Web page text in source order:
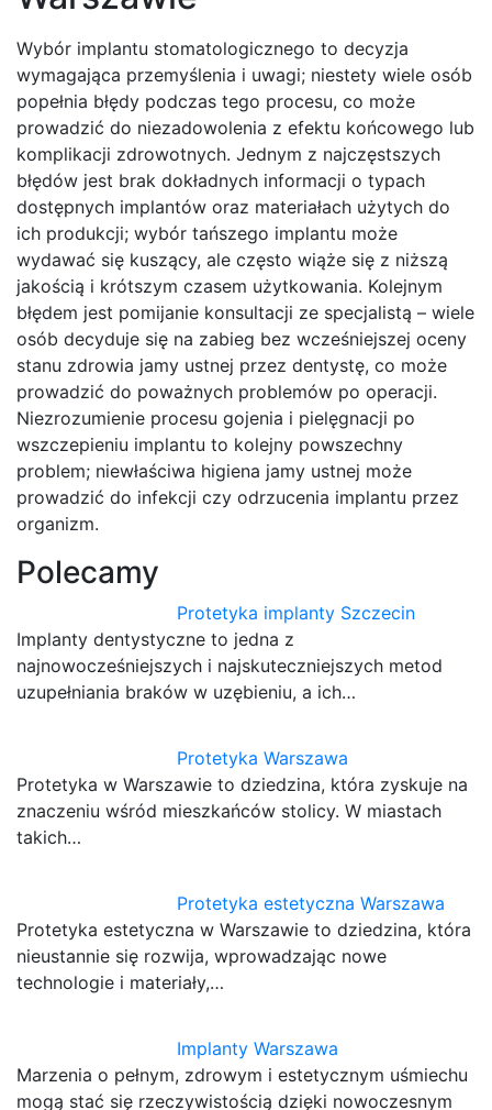
Wybór implantu stomatologicznego to decyzja
wymagająca przemyślenia i uwagi; niestety wiele osób
popełnia błędy podczas tego procesu, co może
prowadzić do niezadowolenia z efektu końcowego lub
komplikacji zdrowotnych. Jednym z najczęstszych
błędów jest brak dokładnych informacji o typach
dostępnych implantów oraz materiałach użytych do
ich produkcji; wybór tańszego implantu może
wydawać się kuszący, ale często wiąże się z niższą
jakością i krótszym czasem użytkowania. Kolejnym
błędem jest pomijanie konsultacji ze specjalistą – wiele
osób decyduje się na zabieg bez wcześniejszej oceny
stanu zdrowia jamy ustnej przez dentystę, co może
prowadzić do poważnych problemów po operacji.
Niezrozumienie procesu gojenia i pielęgnacji po
wszczepieniu implantu to kolejny powszechny
problem; niewłaściwa higiena jamy ustnej może
prowadzić do infekcji czy odrzucenia implantu przez
organizm.
Polecamy
Protetyka implanty Szczecin
Implanty dentystyczne to jedna z
najnowocześniejszych i najskuteczniejszych metod
uzupełniania braków w uzębieniu, a ich…
Protetyka Warszawa
Protetyka w Warszawie to dziedzina, która zyskuje na
znaczeniu wśród mieszkańców stolicy. W miastach
takich…
Protetyka estetyczna Warszawa
Protetyka estetyczna w Warszawie to dziedzina, która
nieustannie się rozwija, wprowadzając nowe
technologie i materiały,…
Implanty Warszawa
Marzenia o pełnym, zdrowym i estetycznym uśmiechu
mogą stać się rzeczywistością dzięki nowoczesnym